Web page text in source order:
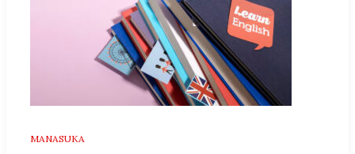
MANASUKA